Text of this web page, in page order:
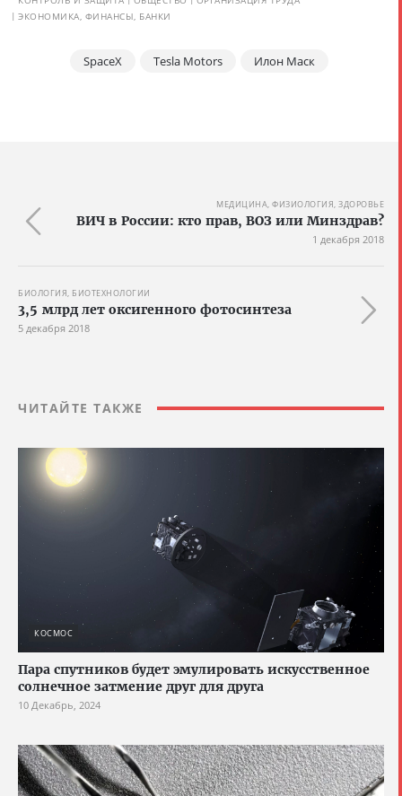
ЭКОНОМИКА, ФИНАНСЫ, БАНКИ
SpaceX Tesla Motors Илон Маск
МЕДИЦИНА, ФИЗИОЛОГИЯ, ЗДОРОВЬЕ
ВИЧ в России: кто прав, ВОЗ или Минздрав?
1 декабря 2018
БИОЛОГИЯ, БИОТЕХНОЛОГИИ
3,5 млрд лет оксигенного фотосинтеза
5 декабря 2018
ЧИТАЙТЕ ТАКЖЕ
КОСМОС
Пара спутников будет эмулировать искусственное
солнечное затмение друг для друга
10 Декабрь, 2024